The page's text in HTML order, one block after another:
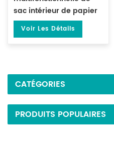
sac intérieur de papier
filtre carré de
cachetage de 3 côtés
Voir Les Détails
CATÉGORIES
PRODUITS POPULAIRES